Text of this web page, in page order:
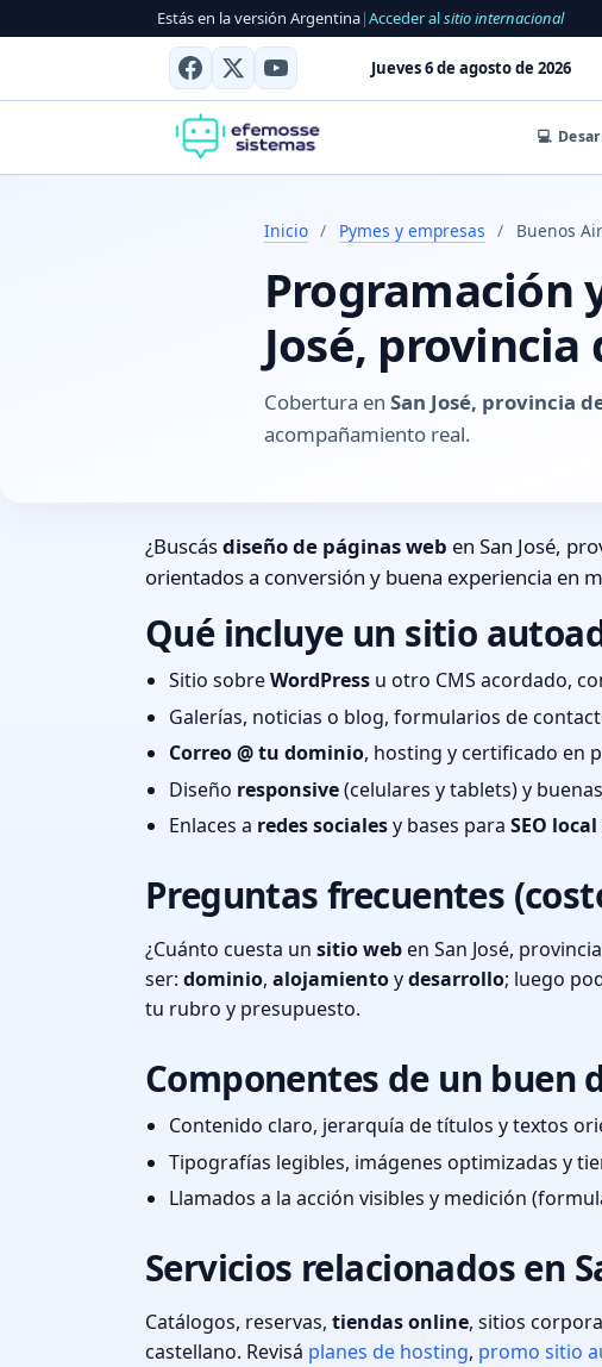
Estás en la versión Argentina|Acceder alsitio internacional
Jueves 6 de agosto de 2026
💻
Inicio / Pymes y empresas / Buenos
Programación
José, provincia
Cobertura en San José, provincia
acompañamiento real.
¿Buscásdiseño de páginas web en San José,
orientados a conversión y buena experiencia en
Qué incluye un sitio
Sitio sobreWordPress u otro CMS acordado,
Galerías, noticias o blog, formularios de
Correo @ tu dominio, hosting y certificado en
Diseño responsive(celulares y tablets) y
Enlaces a redes socialesy bases para SEO local
Preguntas frecuentes
¿Cuánto cuesta un sitio weben San José,
ser: dominio, alojamientoydesarrollo; luego
tu rubro y presupuesto.
Componentes de un buen
Contenido claro, jerarquía de títulos y textos
Tipografías legibles, imágenes optimizadas y
Llamados a la acción visibles y medición
Servicios relacionados en
Catálogos, reservas, tiendas online, sitios
castellano. Revisá planes de hosting, promo sitio